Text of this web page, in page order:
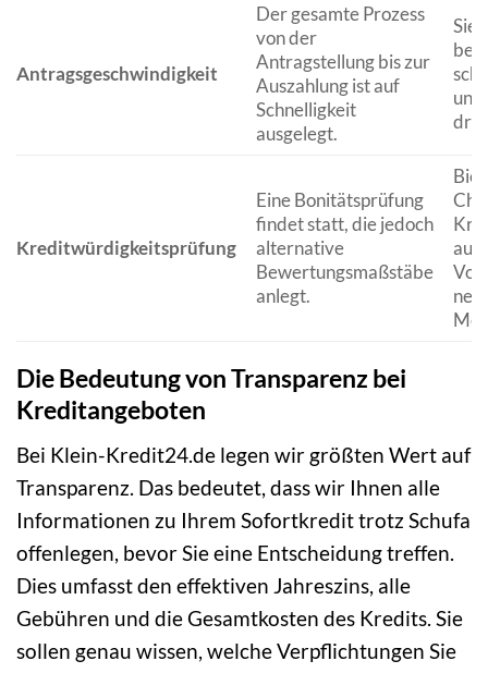
Antragsgeschwindigkeit
Der gesamte Prozess
von der
Antragstellung bis zur
Auszahlung ist auf
Schnelligkeit
ausgelegt.
Sie
Kreditwürdigkeitsprüfung
Eine Bonitätsprüfung
findet statt, die jedoch
alternative
Bewertungsmaßstäbe
anlegt.
Die Bedeutung von Transparenz bei
Kreditangeboten
Bei Klein-Kredit24.de legen wir größten Wert auf
Transparenz. Das bedeutet, dass wir Ihnen alle
Informationen zu Ihrem Sofortkredit trotz Schufa
offenlegen, bevor Sie eine Entscheidung treffen.
Dies umfasst den effektiven Jahreszins, alle
Gebühren und die Gesamtkosten des Kredits. Sie
sollen genau wissen, welche Verpflichtungen Sie